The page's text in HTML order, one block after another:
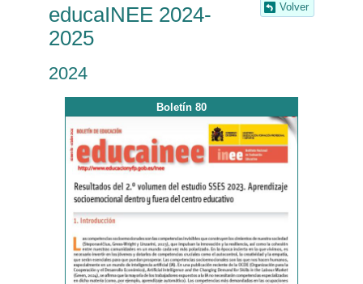
Volver
educaINEE 2024-
2025
2024
Boletín 80